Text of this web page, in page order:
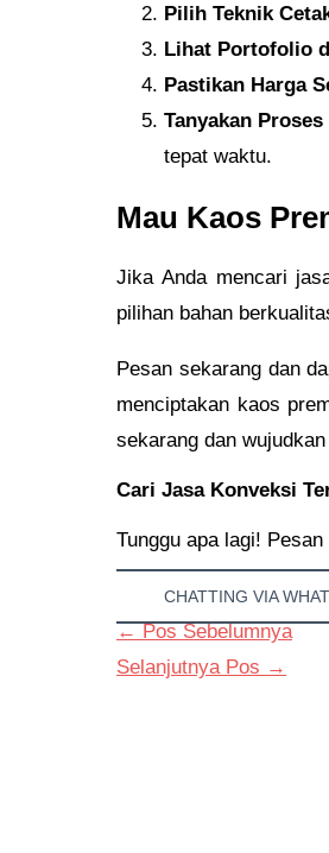
Pilih Teknik
Lihat Portofolio
Pastikan Harga
Tanyakan
tepat waktu.
Mau Kaos
Jika Anda mencari
pilihan bahan
Pesan sekarang dan
menciptakan kaos
sekarang dan
Cari Jasa Konveksi
Tunggu apa lagi!
CHATTING VIA
←Pos Sebelumnya
Selanjutnya Pos →